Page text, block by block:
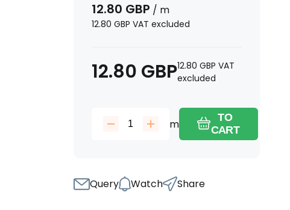
12.80 GBP / m
12.80 GBP VAT excluded
12.80 GBP12.80 GBP VAT
excluded
m
TO
CART
Query Watch Share